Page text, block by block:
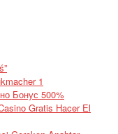
1
Бонус 500%
Gratis Hacer El